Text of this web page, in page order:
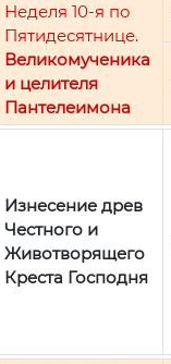
Неделя 10-я по
Пятидесятнице.
Великомученика
и целителя
Пантелеимона
Изнесение древ
Честного и
Животворящего
Креста Господня